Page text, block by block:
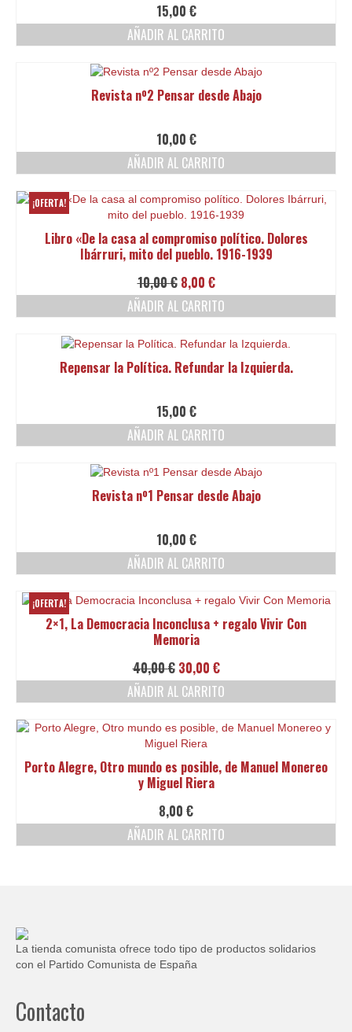
15,00 €
AÑADIR AL CARRITO
Revista nº2 Pensar desde Abajo
10,00 €
AÑADIR AL CARRITO
¡OFERTA!
Libro «De la casa al compromiso político. Dolores
Ibárruri, mito del pueblo. 1916-1939
10,00€ El
precio
original
10,00 €.
8,00 €El
precio
actual
8,00 €.
AÑADIR AL CARRITO
Repensar la Política. Refundar la Izquierda.
15,00 €
AÑADIR AL CARRITO
Revista nº1 Pensar desde Abajo
10,00 €
AÑADIR AL CARRITO
¡OFERTA!
2×1, La Democracia Inconclusa + regalo Vivir Con
Memoria
40,00€ El
precio
original
40,00 €.
30,00 €El
precio
actual
30,00 €.
AÑADIR AL CARRITO
Porto Alegre, Otro mundo es posible, de Manuel Monereo
y Miguel Riera
8,00 €
AÑADIR AL CARRITO
La tienda comunista ofrece todo tipo de productos solidarios
con el Partido Comunista de España
Contacto